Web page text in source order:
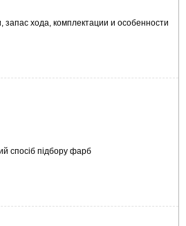
запас хода, комплектации и особенности
спосіб підбору фарб